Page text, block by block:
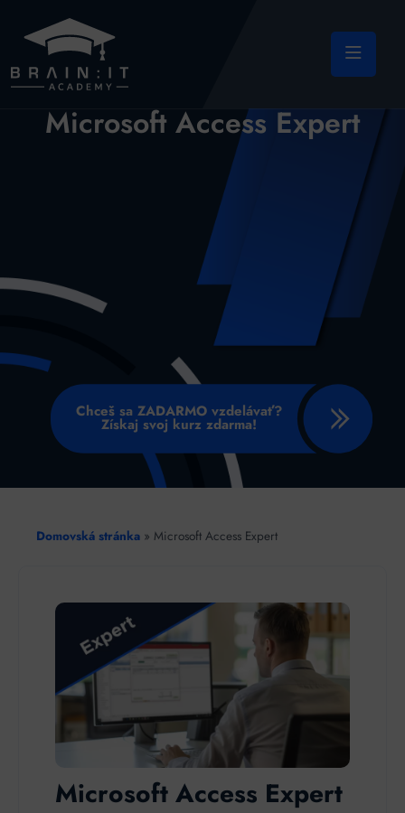
Microsoft Access Expert
Chceš sa ZADARMO vzdelávať?
Získaj svoj kurz zdarma!
Domovská stránka » Microsoft Access Expert
Microsoft Access Expert